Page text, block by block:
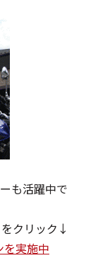
も活躍中で
クリック↓
を実施中